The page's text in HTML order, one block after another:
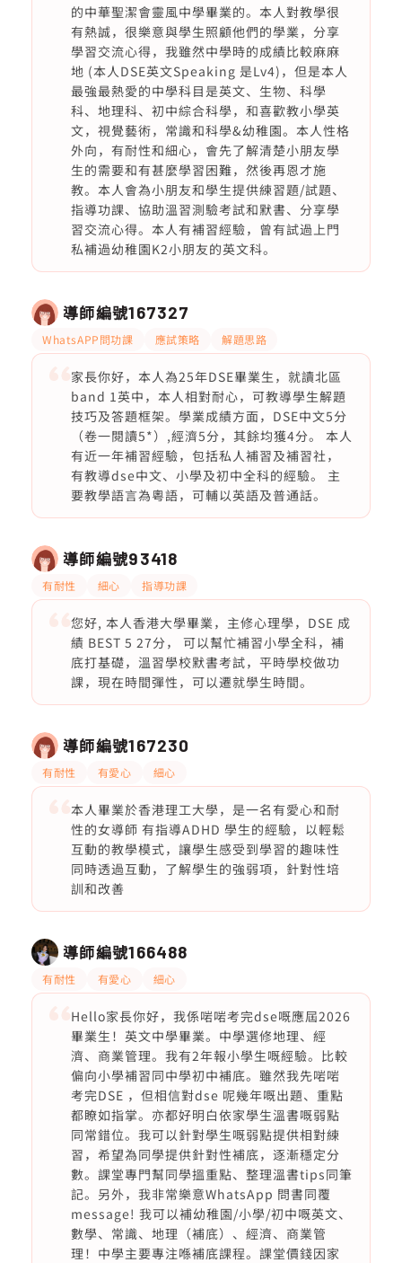
的中華聖潔會靈風中學畢業的。本人對教學很
有熱誠，很樂意與學生照顧他們的學業，分享
學習交流心得，我雖然中學時的成績比較麻麻
地 (本人DSE英文Speaking 是Lv4)，但是本人
最強最熱愛的中學科目是英文、生物、科學
科、地理科、初中綜合科學，和喜歡教小學英
文，視覺藝術，常識和科學&幼稚園。本人性格
外向，有耐性和細心，會先了解清楚小朋友學
生的需要和有甚麼學習困難，然後再恩才施
教。本人會為小朋友和學生提供練習題/試題、
指導功課、協助溫習測驗考試和默書、分享學
習交流心得。本人有補習經驗，曾有試過上門
私補過幼稚園K2小朋友的英文科。
導師編號167327
WhatsAPP問功課 應試策略 解題思路
家長你好，本人為25年DSE畢業生，就讀北區
band 1英中，本人相對耐心，可教導學生解題
技巧及答題框架。學業成績方面，DSE中文5分
（卷一閱讀5*）,經濟5分，其餘均獲4分。 本人
有近一年補習經驗，包括私人補習及補習社，
有教導dse中文、小學及初中全科的經驗。 主
要教學語言為粵語，可輔以英語及普通話。
導師編號93418
有耐性 細心 指導功課
您好, 本人香港大學畢業，主修心理學，DSE 成
績 BEST 5 27分， 可以幫忙補習小學全科，補
底打基礎，溫習學校默書考試，平時學校做功
課，現在時間彈性，可以遷就學生時間。
導師編號167230
有耐性 有愛心 細心
本人畢業於香港理工大學，是一名有愛心和耐
性的女導師 有指導ADHD 學生的經驗，以輕鬆
互動的教學模式，讓學生感受到學習的趣味性
同時透過互動，了解學生的強弱項，針對性培
訓和改善
導師編號166488
有耐性 有愛心 細心
Hello家長你好，我係啱啱考完dse嘅應屆2026
畢業生！英文中學畢業。中學選修地理、經
濟、商業管理。我有2年報小學生嘅經驗。比較
偏向小學補習同中學初中補底。雖然我先啱啱
考完DSE ，但相信對dse 呢幾年嘅出題、重點
都瞭如指掌。亦都好明白依家學生溫書嘅弱點
同常錯位。我可以針對學生嘅弱點提供相對練
習，希望為同學提供針對性補底，逐漸穩定分
數。課堂專門幫同學搵重點、整理溫書tips同筆
記。另外，我非常樂意WhatsApp 問書同覆
message! 我可以補幼稚園/小學/初中嘅英文、
數學、常識、地理（補底）、經濟、商業管
理！中學主要專注喺補底課程。課堂價錢因家